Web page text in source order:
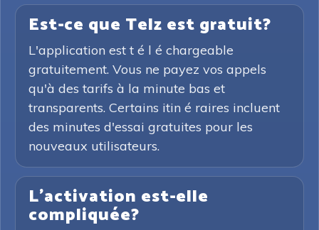
Est-ce que Telz est gratuit?
L'application est t é l é chargeable
gratuitement. Vous ne payez vos appels
qu'à des tarifs à la minute bas et
transparents. Certains itin é raires incluent
des minutes d'essai gratuites pour les
nouveaux utilisateurs.
L'activation est-elle
compliquée?